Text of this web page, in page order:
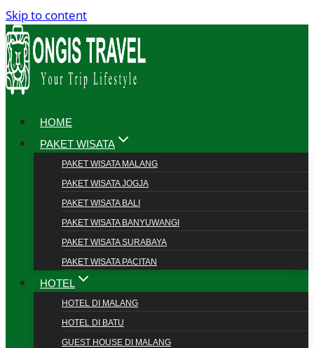
Skip to content
HOME
PAKET WISATA
PAKET WISATA MALANG
PAKET WISATA JOGJA
PAKET WISATA BALI
PAKET WISATA BANYUWANGI
PAKET WISATA SURABAYA
PAKET WISATA PACITAN
HOTEL
HOTEL DI MALANG
HOTEL DI BATU
GUEST HOUSE DI MALANG